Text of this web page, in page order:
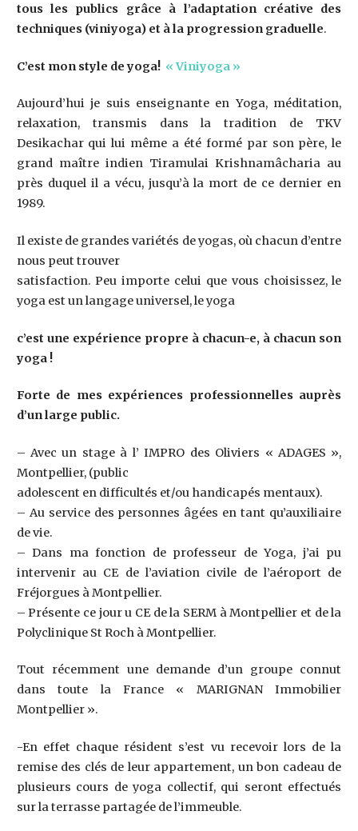
tous les publics grâce à l’adaptation créative des
techniques (viniyoga) et à la progression graduelle.
C’est mon style de yoga! « Viniyoga »
Aujourd’hui je suis enseignante en Yoga, méditation,
relaxation, transmis dans la tradition de TKV
Desikachar qui lui même a été formé par son père, le
grand maître indien Tiramulai Krishnamâcharia au
près duquel il a vécu, jusqu’à la mort de ce dernier en
1989.
Il existe de grandes variétés de yogas, où chacun d’entre
nous peut trouver
satisfaction. Peu importe celui que vous choisissez, le
yoga est un langage universel, le yoga
c’est une expérience propre à chacun-e, à chacun son
yoga !
Forte de mes expériences professionnelles auprès
d’un large public.
– Avec un stage à l’ IMPRO des Oliviers « ADAGES »,
Montpellier, (public
adolescent en difficultés et/ou handicapés mentaux).
– Au service des personnes âgées en tant qu’auxiliaire
de vie.
– Dans ma fonction de professeur de Yoga, j’ai pu
intervenir au CE de l’aviation civile de l’aéroport de
Fréjorgues à Montpellier.
– Présente ce jour u CE de la SERM à Montpellier et de la
Polyclinique St Roch à Montpellier.
Tout récemment une demande d’un groupe connut
dans toute la France « MARIGNAN Immobilier
Montpellier ».
-En effet chaque résident s’est vu recevoir lors de la
remise des clés de leur appartement, un bon cadeau de
plusieurs cours de yoga collectif, qui seront effectués
sur la terrasse partagée de l’immeuble.